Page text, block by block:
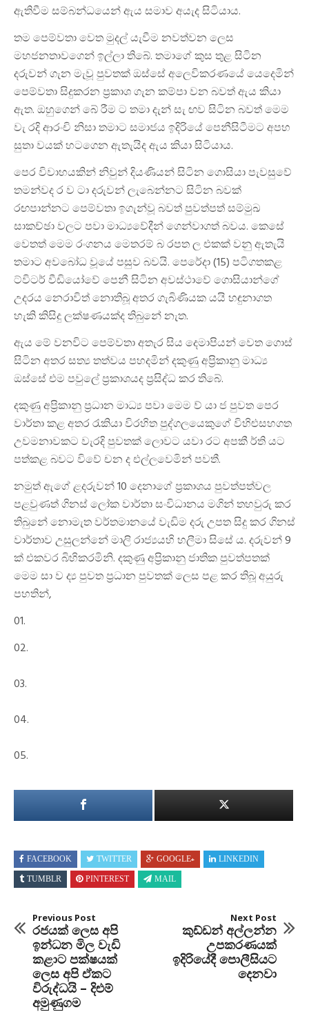
ඇතිවීම සම්බන්ධයෙන් ඇය සමාව අයැද සිටියාය.
තම පෙම්වතා වෙත මුදල් යැවීම නවත්වන ලෙස
මහජනතාවගෙන් ඉල්ලා තිබේ. තමාගේ කුස තුළ සිටින
දරුවන් ගැන මැවූ පුවතක් ඔස්සේ අලෙවිකරණයේ යෙදෙමින්
පෙම්වතා සිදුකරන ප්‍රකාශ ගැන කම්පා වන බවත් ඇය කියා
ඇත. ඔහුගෙන් බේ රීම ට තමා දැන් සැ ඟව සිටින බවත් මෙම
වැ රදි ආරංචි නිසා තමාට සමාජය ඉදිරියේ පෙනීසිටීමට අපහ
සුතා වයක් හටගෙන ඇතැයිද ඇය කියා සිටියාය.
පෙර විවාහයකින් නිවුන් දියණියන් සිටින ගොසියා පැවසුවේ
තමන්වද ර ව ටා දරුවන් ලැබෙන්නට සිටින බවක්
රඟපාන්නට පෙම්වතා ඉගැන්වූ බවත් පුවත්පත් සම්මුඛ
සාකච්ඡා වලට පවා මාධ්‍යවේදීන් ගෙන්වාගත් බවය. කෙසේ
වෙතත් මෙම රංගනය මෙතරම් බ රපත ල එකක් වනු ඇතැයි
තමාට අවබෝධ වූයේ පසුව බවයි. පෙරේදා (15) පටිගතකළ
ට්විටර් වීඩියෝවේ පෙනී සිටින අවස්ථාවේ ගොසියාන්ගේ
උදරය නෙරාවිත් නොතිබූ අතර ගැබිණියක යයි හඳුනාගත
හැකි කිසිදු ලක්ෂණයක්ද තිබුනේ නැත.
ඇය මේ වනවිට පෙම්වතා අතැර සිය දෙමාපියන් වෙත ගොස්
සිටින අතර සත්‍ය තත්වය පහදමින් දකුණු අප්‍රිකානු මාධ්‍ය
ඔස්සේ එම පවුලේ ප්‍රකාශයද ප්‍රසිද්ධ කර තිබේ.
දකුණු අප්‍රිකානු ප්‍රධාන මාධ්‍ය පවා මෙම ව්‍ යා ජ පුවත පෙර
වාර්තා කළ අතර රැකියා විරහිත පුද්ගලයෙකුගේ විහිළුසහගත
උවමනාවකට වැරදි පුවතක් ලොවට යවා රට අපකී ර්ති යට
පත්කළ බවට විවේ චන ද එල්ලවෙමින් පවතී.
නමුත් ඇගේ ළදරුවන් 10 දෙනාගේ ප්‍රකාශය පුවත්පත්වල
පළවුණත් ගිනස් ලෝක වාර්තා සංවිධානය මගින් තහවුරු කර
තිබුනේ නොමැත වර්තමානයේ වැඩිම දරු උපත සිදු කර ගිනස්
වාර්තාව උසුලන්නේ මාලි රාජ්‍යයහි හලීමා සිසේ ය. දරුවන් 9
ක් එකවර බිහිකරමිනි. දකුණු අප්‍රිකානු ජාතික පුවත්පතක්
මෙම සා ව ද්‍ය පුවත ප්‍රධාන පුවතක් ලෙස පළ කර තිබූ අයුරු
පහතින්,
01.
02.
03.
04.
05.
FACEBOOK TWITTER GOOGLE+ LINKEDIN
TUMBLR PINTEREST MAIL
Previous Post
රජයක් ලෙස අපි
ඉන්ධන මිල වැඩි
කළාට පක්ෂයක්
ලෙස අපි ඒකට
විරුද්ධයි – දිළුම්
අමුණුගම
Next Post
කුඩ්ඩන් අල්ලන්න
උපකරණයක්
ඉදිරියේදී පොලීසියට
දෙනවා